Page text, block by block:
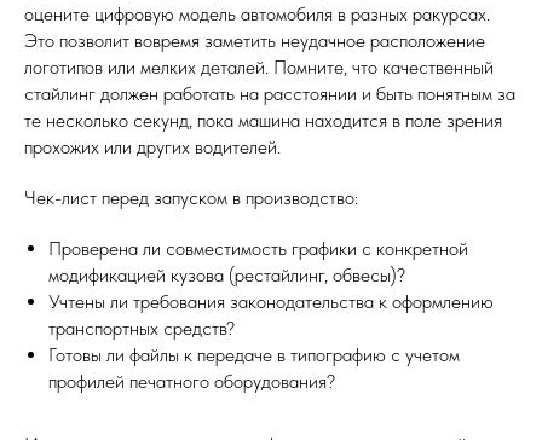
оцените цифровую модель автомобиля в разных ракурсах.
Это позволит вовремя заметить неудачное расположение
логотипов или мелких деталей. Помните, что качественный
стайлинг должен работать на расстоянии и быть понятным за
те несколько секунд, пока машина находится в поле зрения
прохожих или других водителей.
Чек-лист перед запуском в производство:
Проверена ли совместимость графики с конкретной
модификацией кузова (рестайлинг, обвесы)?
Учтены ли требования законодательства к оформлению
транспортных средств?
Готовы ли файлы к передаче в типографию с учетом
профилей печатного оборудования?